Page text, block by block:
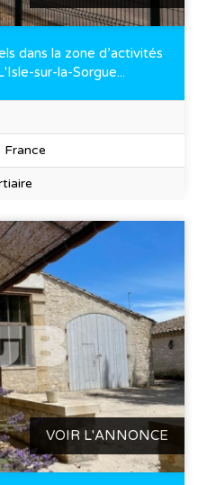
dans la zone d’activités
sur-la-Sorgue...
France
VOIR L'ANNONCE